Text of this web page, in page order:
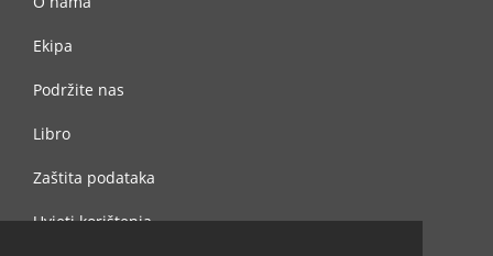
Ekipa
Podržite nas
Libro
Zaštita podataka
Uvjeti korištenja